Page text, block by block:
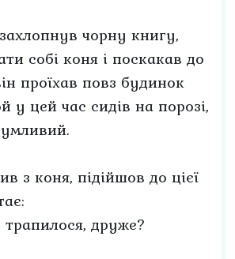
чорну книгу,
собі коня і поскакав до
проїхав повз будинок
у цей час сидів на порозі,
з коня, підійшов до цієї
друже?